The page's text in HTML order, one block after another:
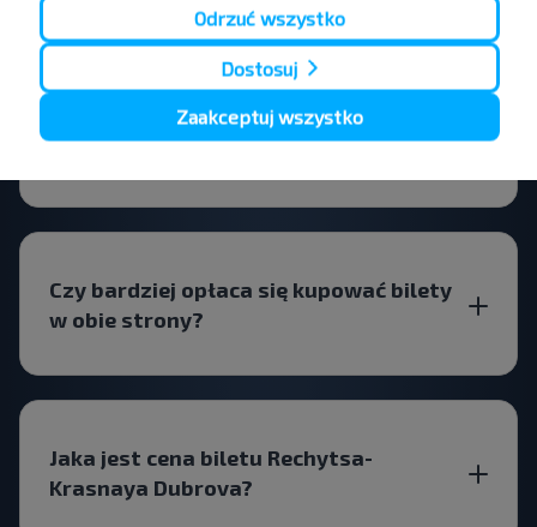
Czy lepiej wybrać lot bezpośredni czy z
przesiadką na stronie Krasnaya
Czy bardziej opłaca się kupować bilety
w obie strony?
Jaka jest cena biletu Rechytsa-
Krasnaya Dubrova?
Odrzuć wszystko
Dostosuj
Zaakceptuj wszystko